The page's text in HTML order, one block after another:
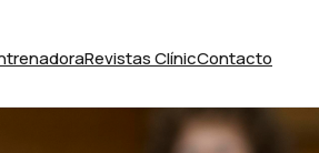
Revistas ClínicContacto